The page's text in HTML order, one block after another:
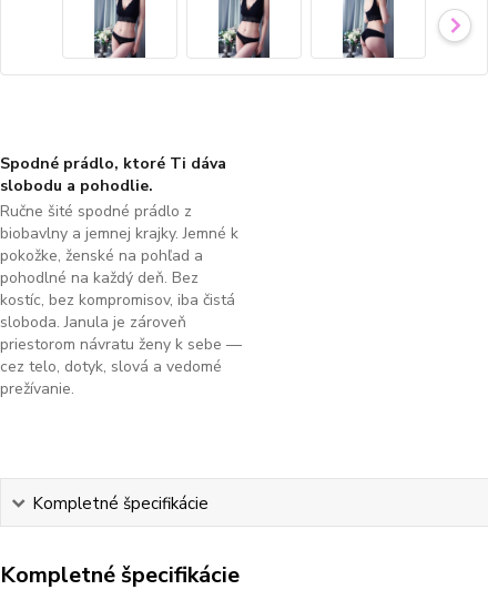
Spodné prádlo, ktoré Ti dáva
slobodu a pohodlie.
Ručne šité spodné prádlo z
biobavlny a jemnej krajky. Jemné k
pokožke, ženské na pohľad a
pohodlné na každý deň. Bez
kostíc, bez kompromisov, iba čistá
sloboda. Janula je zároveň
priestorom návratu ženy k sebe —
cez telo, dotyk, slová a vedomé
prežívanie.
Kompletné špecifikácie
Kompletné špecifikácie